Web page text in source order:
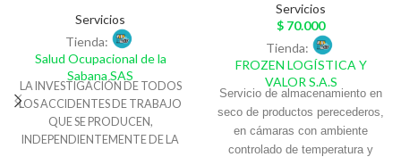
Servicios
Tienda:
Salud Ocupacional de la
Sabana SAS
LA INVESTIGACIÓN DE TODOS
LOS ACCIDENTES DE TRABAJO
QUE SE PRODUCEN,
INDEPENDIENTEMENTE DE LA
Servicios
$ 70.000
Tienda:
FROZEN LOGÍSTICA Y
VALOR S.A.S
Servicio de almacenamiento en
seco de productos perecederos,
en cámaras con ambiente
controlado de temperatura y